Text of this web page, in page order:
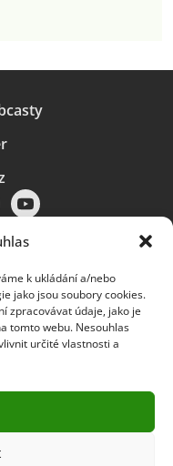
k ukládání a/nebo
jako jsou soubory cookies.
zpracovávat údaje, jako je
tomto webu. Nesouhlas
určité vlastnosti a
|Soubory cookies |
používání.
sítě členských
Deloitte“). Společnost DTTL
každá z jejích členských
a nezávislým
nebo přijímat závazky
přidružených subjektů ve